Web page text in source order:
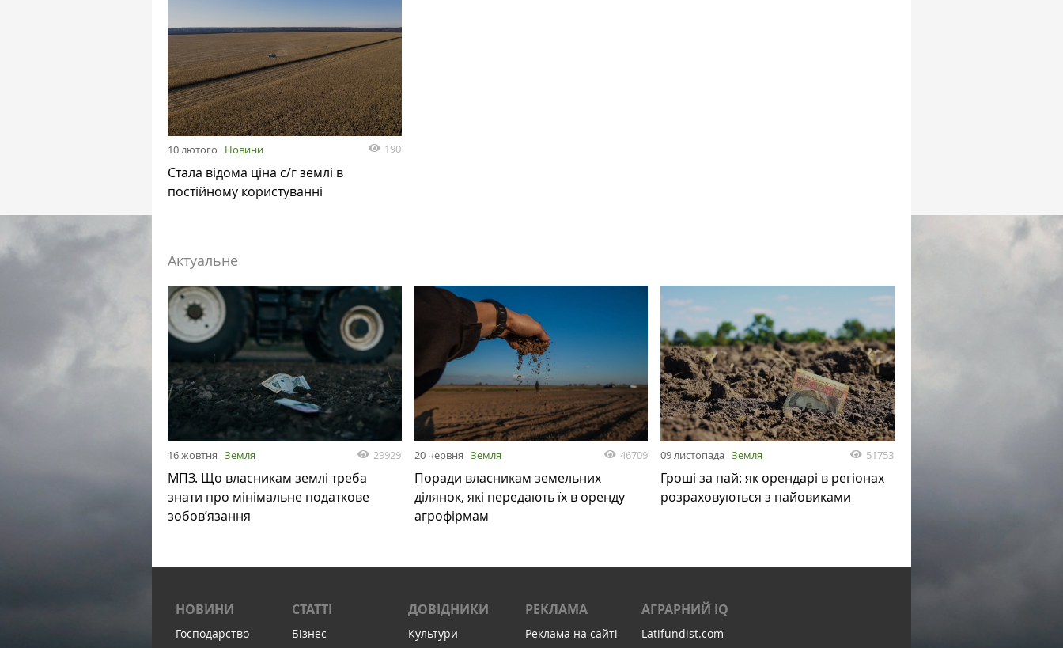
10 лютого Новини 190
Стала відома ціна с/г землі в
постійному користуванні
Актуальне
16 жовтня Земля 29929
МПЗ. Що власникам землі треба
знати про мінімальне податкове
зобов’язання
20 червня Земля 46709
Поради власникам земельних
ділянок, які передають їх в оренду
агрофірмам
09 листопада Земля 51753
Гроші за пай: як орендарі в регіонах
розраховуються з пайовиками
НОВИНИ
Господарство
СТАТТІ
Бізнес
ДОВІДНИКИ
Культури
РЕКЛАМА
Реклама на сайті
АГРАРНИЙ IQ
Latifundist.com